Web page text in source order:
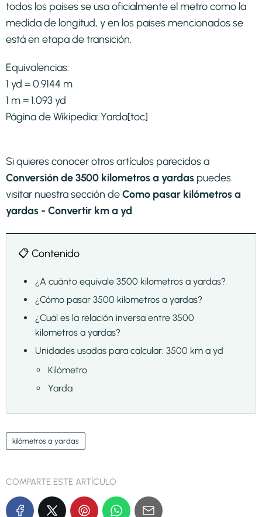
todos los países se usa oficialmente el metro como la
medida de longitud, y en los países mencionados se
está en etapa de transición.​
Equivalencias:
1 yd = 0.9144 m
1 m = 1.093 yd
Página de Wikipedia: Yarda[toc]
Si quieres conocer otros artículos parecidos a
Conversión de 3500 kilometros a yardas puedes
visitar nuestra sección deComo pasar kilómetros a
yardas - Convertir km a yd.
📋 Contenido
¿A cuánto equivale 3500 kilometros a yardas?
¿Cómo pasar 3500 kilometros a yardas?
¿Cuál es la relación inversa entre 3500
kilometros a yardas?
Unidades usadas para calcular: 3500 km a yd
Kilómetro
Yarda
kilómetros a yardas
COMPARTE ESTE ARTÍCULO